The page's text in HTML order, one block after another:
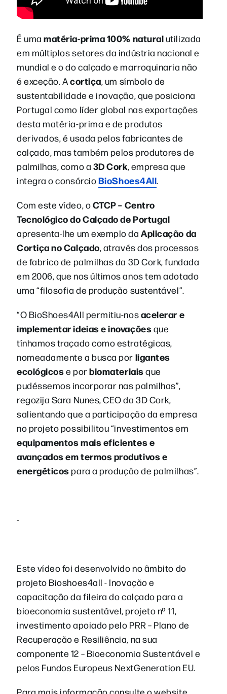
É umamatéria-prima 100% naturalutilizada
em múltiplos setores da indústria nacional e
mundial e o do calçado e marroquinaria não
é exceção. Acortiça, um símbolo de
sustentabilidade e inovação, que posiciona
Portugal como líder global nas exportações
desta matéria-prima e de produtos
derivados, é usada pelos fabricantes de
calçado, mas também pelos produtores de
palmilhas, como a 3D Cork, empresa que
integra o consórcioBioShoes4All.
Com este vídeo, oCTCP – Centro
Tecnológico do Calçado de Portugal
apresenta-lhe um exemplo daAplicação da
Cortiça no Calçado, através dos processos
de fabrico de palmilhas da 3D Cork, fundada
em 2006, que nos últimos anos tem adotado
uma “filosofia de produção sustentável”.
“O BioShoes4All permitiu-nosacelerar e
implementar ideias e inovaçõesque
tínhamos traçado como estratégicas,
nomeadamente a busca por ligantes
ecológicose porbiomateriaisque
pudéssemos incorporar nas palmilhas”,
regozija Sara Nunes, CEO da 3D Cork,
salientando que a participação da empresa
no projeto possibilitou “investimentos em
equipamentos mais eficientes e
avançados em termos produtivos e
energéticospara a produção de palmilhas”.
-
Este vídeo foi desenvolvido no âmbito do
projeto Bioshoes4all - Inovação e
capacitação da fileira do calçado para a
bioeconomia sustentável, projeto nº 11,
investimento apoiado pelo PRR – Plano de
Recuperação e Resiliência, na sua
componente 12 – Bioeconomia Sustentável e
pelos Fundos Europeus NextGeneration EU.